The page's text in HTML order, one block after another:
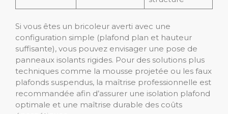
Si vous êtes un bricoleur averti avec une
configuration simple (plafond plan et hauteur
suffisante), vous pouvez envisager une pose de
panneaux isolants rigides. Pour des solutions plus
techniques comme la mousse projetée ou les faux
plafonds suspendus, la maîtrise professionnelle est
recommandée afin d’assurer une isolation plafond
optimale et une maîtrise durable des coûts